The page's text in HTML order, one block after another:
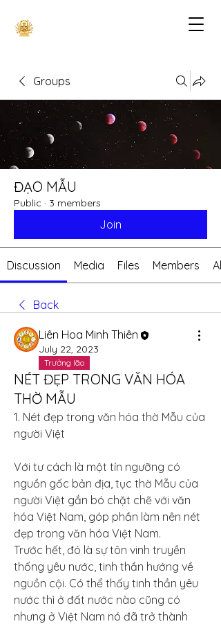
Groups
ĐẠO MẪU
Public · 3 members
Join
Discussion Media Files Members
Back
Liên Hoa Minh Thiên
July 22, 2023
Trưởng lão
NÉT ĐẸP TRONG VĂN HÓA
THỜ MẪU
1. Nét đẹp trong văn hóa thờ Mẫu của
người Việt
Với tư cách là một tín ngưỡng có
nguồn gốc bản địa, tục thờ Mẫu của
người Việt gắn bó chặt chẽ với văn
hóa Việt Nam, góp phần làm nên nét
đẹp trong văn hóa Việt Nam.
Trước hết, đó là sự tôn vinh truyền
thống yêu nước, tinh thần hướng về
nguồn cội. Có thể thấy tinh thần yêu
nước thì ở đất nước nào cũng có
nhưng ở Việt Nam nó đã trở thành